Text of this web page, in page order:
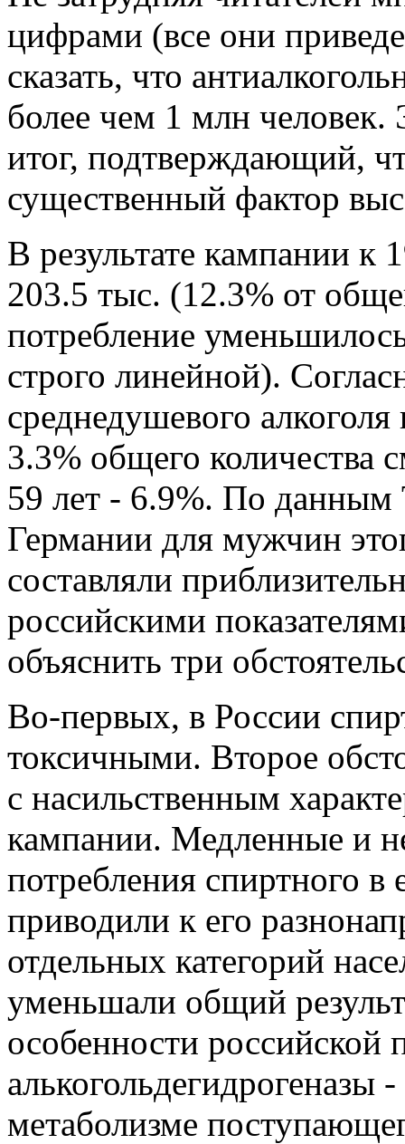
цифрами (все они
сказать, что
более чем 1 млн
итог, подтверждающий,
существенный фактор
В результате кампании к
203.5 тыс. (12.3% от
потребление
строго линейной).
среднедушевого
3.3% общего количества
59 лет - 6.9%. По данным
Германии для мужчин
составляли
российскими
объяснить три
Во-первых, в России
токсичными. Второе
с насильственным
кампании. Медленные и
потребления спиртного в
приводили к его
отдельных категорий
уменьшали общий
особенности
метаболизме